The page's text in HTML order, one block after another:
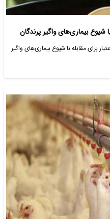
میلیارد ریال اعتبار برای مقابله با شیوع بیماری‌های واگیر